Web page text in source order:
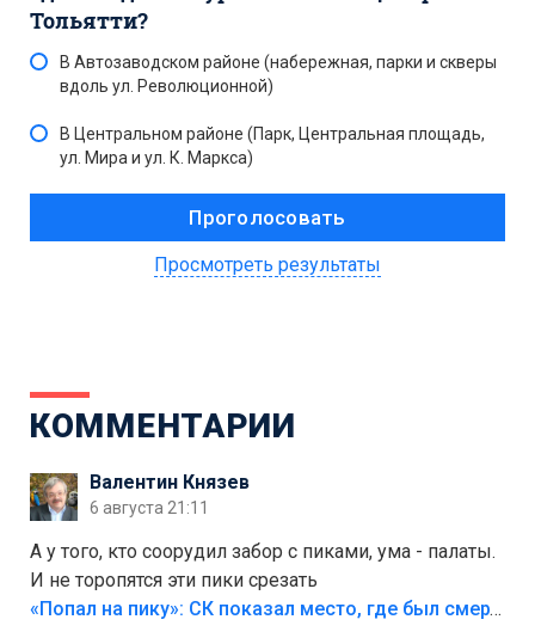
Тольятти?
В Автозаводском районе (набережная, парки и скверы
вдоль ул. Революционной)
В Центральном районе (Парк, Центральная площадь,
ул. Мира и ул. К. Маркса)
Просмотреть результаты
КОММЕНТАРИИ
Валентин Князев
6 августа 21:11
А у того, кто соорудил забор с пиками, ума - палаты.
И не торопятся эти пики срезать
«Попал на пику»: СК показал место, где был смертельно травмирован ребенок в Тольятти